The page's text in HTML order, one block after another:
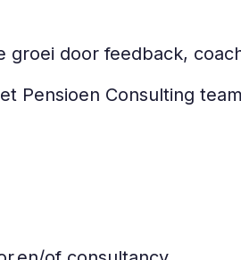
groei door feedback,
Pensioen Consulting